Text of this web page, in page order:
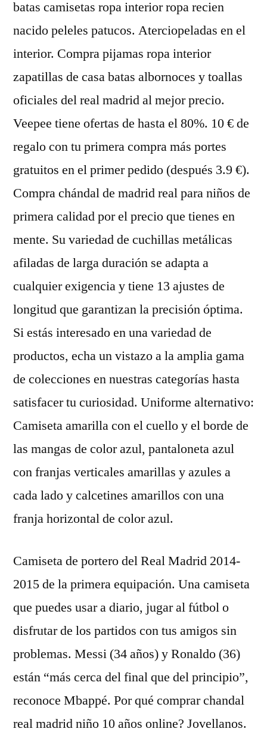
batas camisetas ropa interior ropa recien
nacido peleles patucos. Aterciopeladas en el
interior. Compra pijamas ropa interior
zapatillas de casa batas albornoces y toallas
oficiales del real madrid al mejor precio.
Veepee tiene ofertas de hasta el 80%. 10 € de
regalo con tu primera compra más portes
gratuitos en el primer pedido (después 3.9 €).
Compra chándal de madrid real para niños de
primera calidad por el precio que tienes en
mente. Su variedad de cuchillas metálicas
afiladas de larga duración se adapta a
cualquier exigencia y tiene 13 ajustes de
longitud que garantizan la precisión óptima.
Si estás interesado en una variedad de
productos, echa un vistazo a la amplia gama
de colecciones en nuestras categorías hasta
satisfacer tu curiosidad. Uniforme alternativo:
Camiseta amarilla con el cuello y el borde de
las mangas de color azul, pantaloneta azul
con franjas verticales amarillas y azules a
cada lado y calcetines amarillos con una
franja horizontal de color azul.
Camiseta de portero del Real Madrid 2014-
2015 de la primera equipación. Una camiseta
que puedes usar a diario, jugar al fútbol o
disfrutar de los partidos con tus amigos sin
problemas. Messi (34 años) y Ronaldo (36)
están “más cerca del final que del principio”,
reconoce Mbappé. Por qué comprar chandal
real madrid niño 10 años online? Jovellanos.